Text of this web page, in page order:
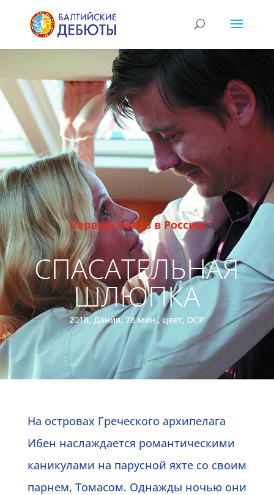
Первый показ в России
СПАСАТЕЛЬНАЯ
ШЛЮПКА
2018, Дания, 78 мин., цвет, DCP
На островах Греческого архипелага
Ибен наслаждается романтическими
каникулами на парусной яхте со своим
парнем, Томасом. Однажды ночью они